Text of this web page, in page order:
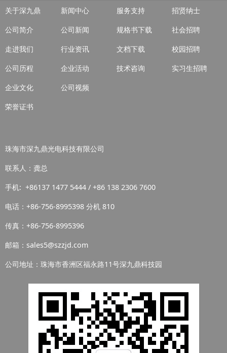
关于深九鼎
公司简介
走进我们
公司历程
企业文化
荣誉证书
新闻中心
公司新闻
行业资讯
企业活动
公司视频
服务支持
规格书下载
文档下载
技术咨询
招贤纳士
社会招聘
校园招聘
实习生招聘
珠海市深九鼎光电科技有限公司
联系人：龚总
手机: +86137 1477 5444 / +86 138 2306 7600
电话：+86-756-8995398 分机 810
传真：+86-756-8995396
邮箱：sales5@szzjd.com
公司地址：珠海市香洲区福永路11号深九鼎科技园